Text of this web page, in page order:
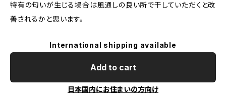
特有の匂いが生じる場合は風通しの良い所で干していただくと改
善されるかと思います。
International shipping available
Add to cart
日本国内にお住まいの方向け